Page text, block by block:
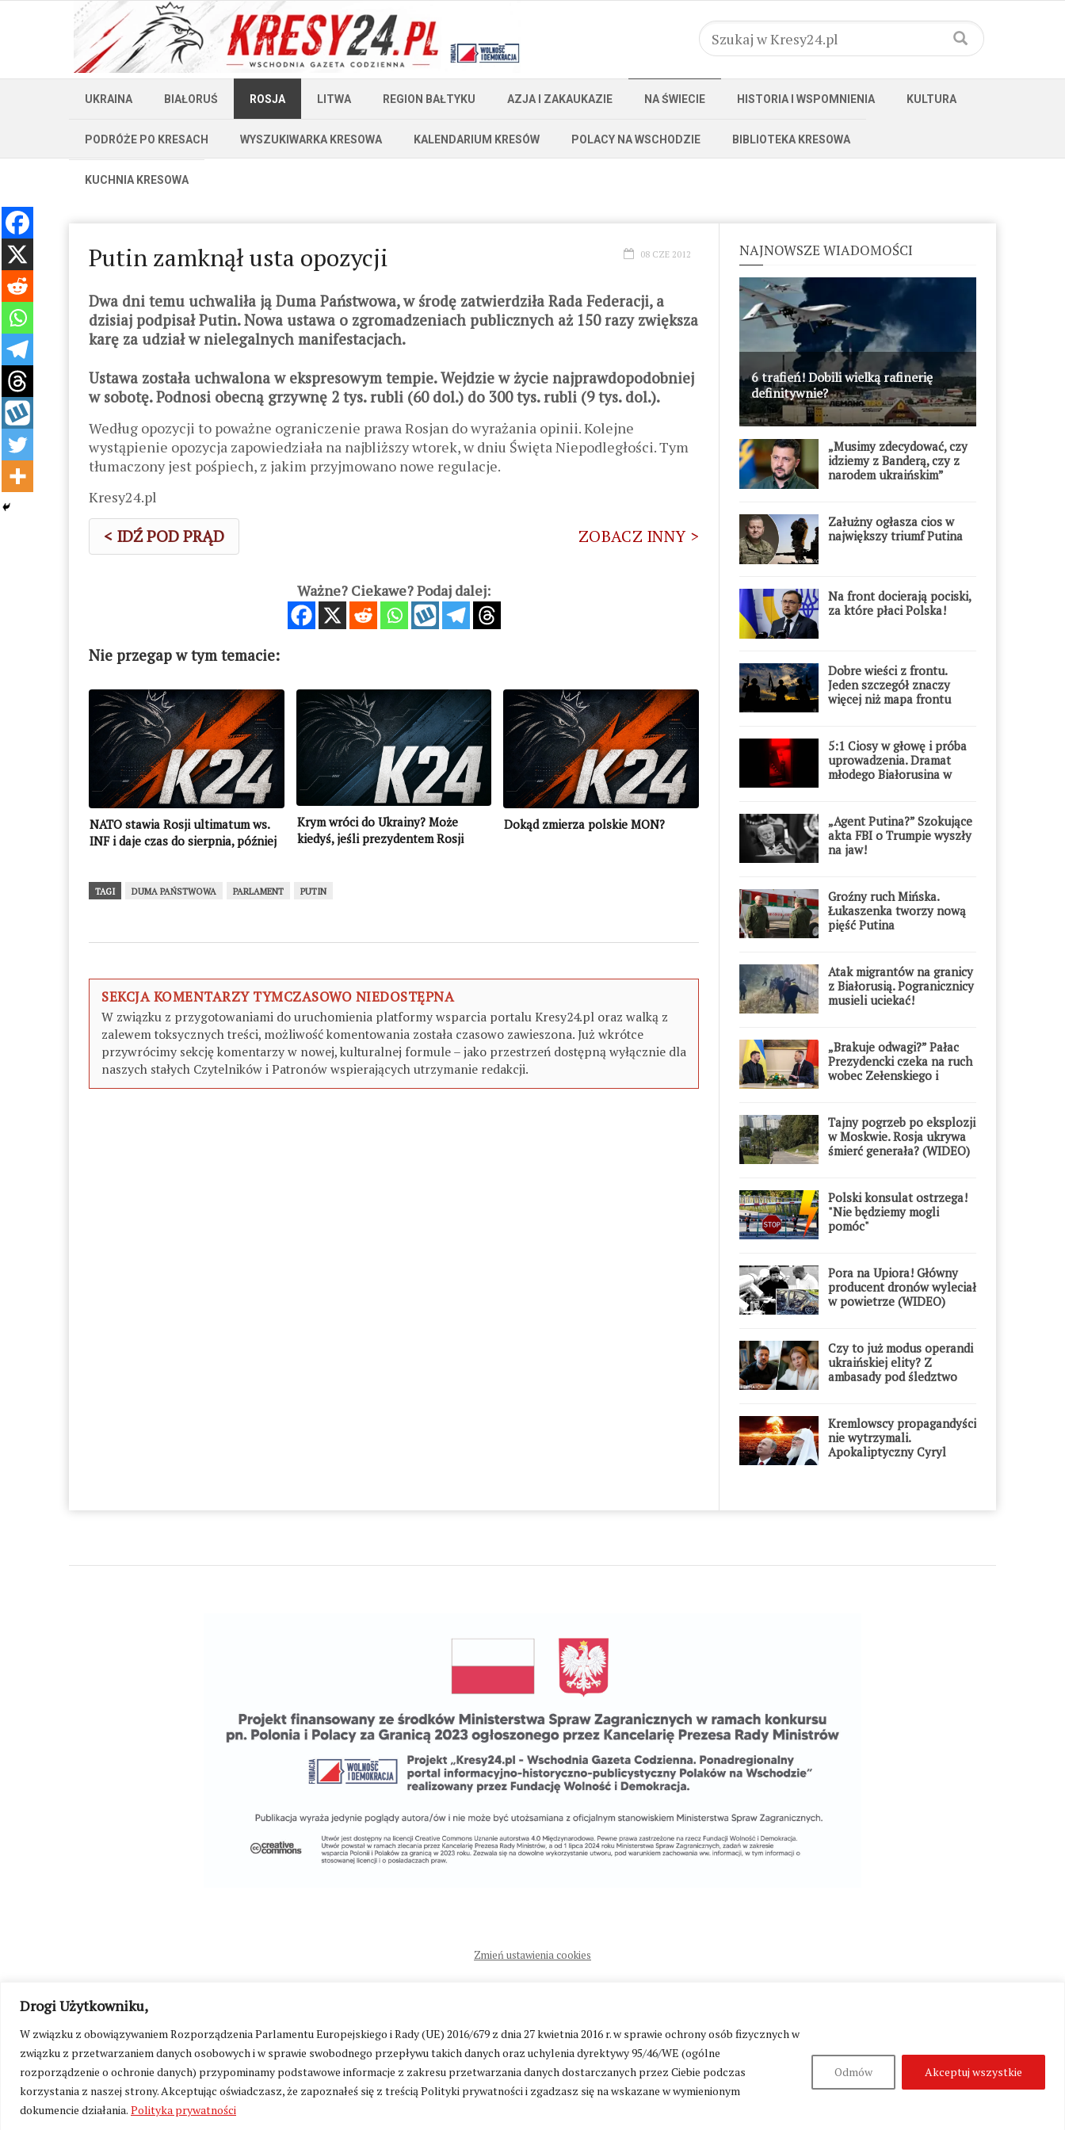
Drogi Użytkowniku,
W związku z obowiązywaniem Rozporządzenia Parlamentu Europejskiego i Rady (UE) 2016/679 z dnia 27 kwietnia 2016 r. w sprawie ochrony osób fizycznych w
związku z przetwarzaniem danych osobowych i w sprawie swobodnego przepływu takich danych oraz uchylenia dyrektywy 95/46/WE (ogólne
rozporządzenie o ochronie danych) przypominamy podstawowe informacje z zakresu przetwarzania danych dostarczanych przez Ciebie podczas
korzystania z naszej strony. Akceptując oświadczasz, że zapoznałeś się z treścią Polityki prywatności i zgadzasz się na wskazane w wymienionym
dokumencie działania. Polityka prywatności
Odmów Akceptuj wszystkie
UKRAINA BIAŁORUŚ ROSJA LITWA REGION BAŁTYKU AZJA I ZAKAUKAZIE NA ŚWIECIE HISTORIA I WSPOMNIENIA KULTURA
PODRÓŻE PO KRESACH WYSZUKIWARKA KRESOWA KALENDARIUM KRESÓW POLACY NA WSCHODZIE BIBLIOTEKA KRESOWA
KUCHNIA KRESOWA
Putin zamknął usta opozycji 08 CZE 2012
Dwa dni temu uchwaliła ją Duma Państwowa, w środę zatwierdziła Rada Federacji, a
dzisiaj podpisał Putin. Nowa ustawa o zgromadzeniach publicznych aż 150 razy zwiększa
karę za udział w nielegalnych manifestacjach.
Ustawa została uchwalona w ekspresowym tempie. Wejdzie w życie najprawdopodobniej
w sobotę. Podnosi obecną grzywnę 2 tys. rubli (60 dol.) do 300 tys. rubli (9 tys. dol.).
Według opozycji to poważne ograniczenie prawa Rosjan do wyrażania opinii. Kolejne
wystąpienie opozycja zapowiedziała na najbliższy wtorek, w dniu Święta Niepodległości. Tym
tłumaczony jest pośpiech, z jakim przyjmowano nowe regulacje.
Kresy24.pl
< IDŹ POD PRĄD ZOBACZ INNY >
Ważne? Ciekawe? Podaj dalej:
Nie przegap w tym temacie:
NATO stawia Rosji ultimatum ws.
INF i daje czas do sierpnia, później
Krym wróci do Ukrainy? Może
kiedyś, jeśli prezydentem Rosji
Dokąd zmierza polskie MON?
TAGI DUMA PAŃSTWOWA PARLAMENT PUTIN
SEKCJA KOMENTARZY TYMCZASOWO NIEDOSTĘPNA
W związku z przygotowaniami do uruchomienia platformy wsparcia portalu Kresy24.pl oraz walką z
zalewem toksycznych treści, możliwość komentowania została czasowo zawieszona. Już wkrótce
przywrócimy sekcję komentarzy w nowej, kulturalnej formule – jako przestrzeń dostępną wyłącznie dla
naszych stałych Czytelników i Patronów wspierających utrzymanie redakcji.
NAJNOWSZE WIADOMOŚCI
6 trafień! Dobili wielką rafinerię
definitywnie?
„Musimy zdecydować, czy
idziemy z Banderą, czy z
narodem ukraińskim”
Załużny ogłasza cios w
największy triumf Putina
Na front docierają pociski,
za które płaci Polska!
Dobre wieści z frontu.
Jeden szczegół znaczy
więcej niż mapa frontu
5:1 Ciosy w głowę i próba
uprowadzenia. Dramat
młodego Białorusina w
„Agent Putina?” Szokujące
akta FBI o Trumpie wyszły
na jaw!
Groźny ruch Mińska.
Łukaszenka tworzy nową
pięść Putina
Atak migrantów na granicy
z Białorusią. Pogranicznicy
musieli uciekać!
„Brakuje odwagi?” Pałac
Prezydencki czeka na ruch
wobec Zełenskiego i
Tajny pogrzeb po eksplozji
w Moskwie. Rosja ukrywa
śmierć generała? (WIDEO)
Polski konsulat ostrzega!
"Nie będziemy mogli
pomóc"
Pora na Upiora! Główny
producent dronów wyleciał
w powietrze (WIDEO)
Czy to już modus operandi
ukraińskiej elity? Z
ambasady pod śledztwo
Kremlowscy propagandyści
nie wytrzymali.
Apokaliptyczny Cyryl
Zmień ustawienia cookies
©Kresy24.pl2026. Wszelkie Prawa Zastrzeżone.